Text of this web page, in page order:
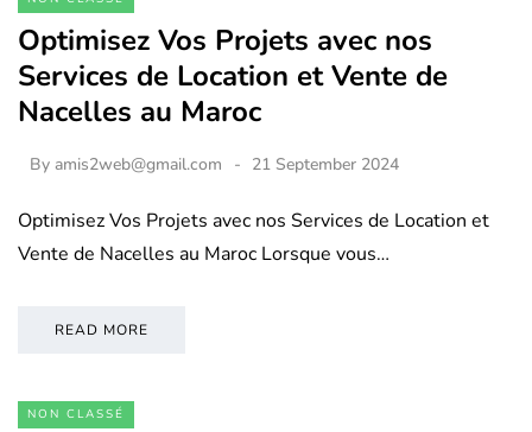
Optimisez Vos Projets avec nos
Services de Location et Vente de
Nacelles au Maroc
By amis2web@gmail.com 21 September 2024
Optimisez Vos Projets avec nos Services de Location et
Vente de Nacelles au Maroc Lorsque vous…
READ MORE
NON CLASSÉ